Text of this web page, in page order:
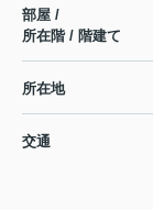
部屋 /
所在階 / 階建て
所在地
交通